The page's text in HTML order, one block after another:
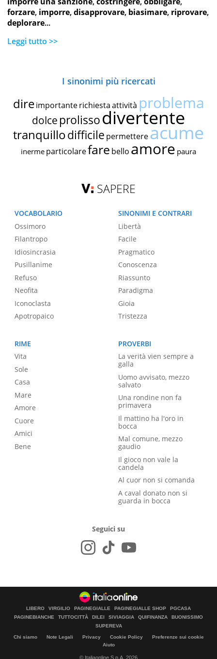
forzare, imporre,disapprovare, biasimare, riprovare,
deplorare...
Leggi tutto >>
I sinonimi più ricercati
dire importante richiestaattività problema
dolce prolissodivertente
tranquillodifficile permettereacume
inerme particolarefare bello amore paura
SAPERE
VOCABOLARIO
Ossimoro
Filantropo
Idiosincrasia
Pusillanime
Refuso
Neofita
Iconoclasta
Apotropaico
SINONIMI E CONTRARI
Libertà
Facile
Pragmatico
Conoscenza
Riassunto
Paradigma
Gioia
Tristezza
RIME
Vita
Sole
Casa
Mare
Amore
Cuore
Amici
Bene
PROVERBI
La verità vien sempre a
galla
Uomo avvisato, mezzo
salvato
Una rondine non fa
primavera
Il mattino ha l'oro in
bocca
Mal comune, mezzo
gaudio
Il gioco non vale la
candela
Al cuor non si comanda
A caval donato non si
guarda in bocca
Seguici su
LIBERO VIRGILIO PAGINEGIALLE PAGINEGIALLE SHOP
PGCASA
PAGINEBIANCHE
TUTTOCITTÀ DILEI SIVIAGGIA QUIFINANZA
BUONISSIMO
SUPEREVA
Chi siamo Note Legali Privacy Cookie Policy
Preferenze sui cookie
Aiuto
© Italiaonline S.p.A. 2026